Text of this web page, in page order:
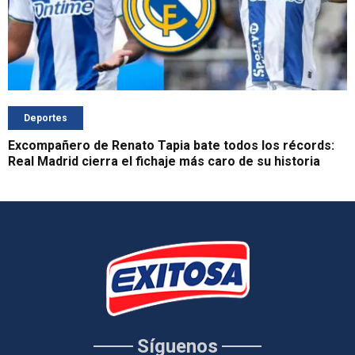
Deportes
Excompañero de Renato Tapia bate todos los récords:
Real Madrid cierra el fichaje más caro de su historia
Síguenos